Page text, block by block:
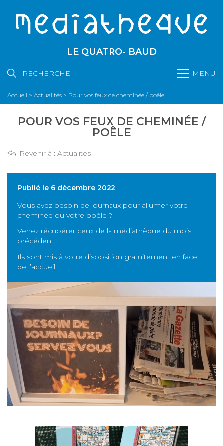
LE QUATRO- BAUD
RECHERCHE MENU
Accueil > Actualités > Pour vos feux de cheminée / poêle
POUR VOS FEUX DE CHEMINÉE /
POÊLE
Revenir à : Actualités
Publié le 6 décembre 2022
Vous avez besoin de journaux pour allumer votre
cheminée ou votre poêle ?
Venez récupérer ceux de la médiathèque du mois
précédent.
Ils sont mis à votre disposition gratuitement en face
de l’accueil.